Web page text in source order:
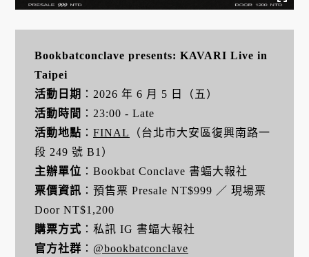
Bookbatconclave presents: KAVARI Live in
Taipei
活動日期 ：2026 年 6 月 5 日（五）
活動時間 ：23:00 - Late
活動地點 ： FINAL
（台北市大安區復興南路一
段 249 號 B1）
主辦單位 ：Bookbat Conclave 書蝠大報社
票價資訊 ：預售票 Presale NT$999 ／ 現場票
Door NT$1,200
購票方式 ：私訊 IG 書蝠大報社
官方社群 ： @bookbatconclave